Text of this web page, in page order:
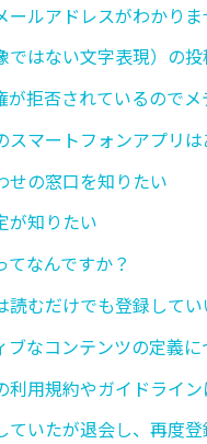
ールアドレスがわかりま
ではない文字表現）の
が拒否されているので
スマートフォンアプリ
せの窓口を知りたい
が知りたい
てなんですか？
読むだけでも登録して
ブなコンテンツの定義に
利用規約やガイドライ
ていたが退会し、再度